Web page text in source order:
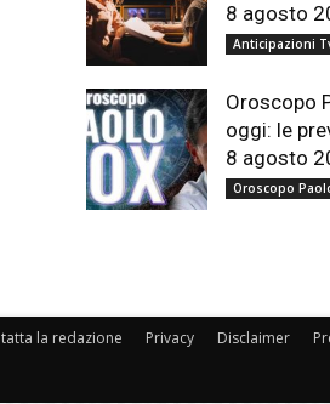
8 agosto
Anticipazioni
Oroscopo
oggi: le
8 agosto
Oroscopo
la redazione Privacy Disclaimer